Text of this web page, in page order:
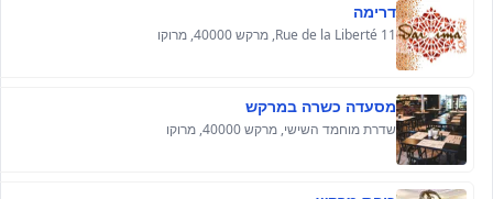
דרימה
11 Rue de la Liberté, מרקש 40000, מרוקו
מסעדה כשרה במרקש
שדרת מוחמד השישי, מרקש 40000, מרוקו